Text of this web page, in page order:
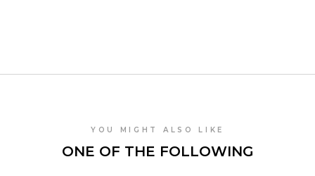
YOU MIGHT ALSO LIKE
ONE OF THE FOLLOWING